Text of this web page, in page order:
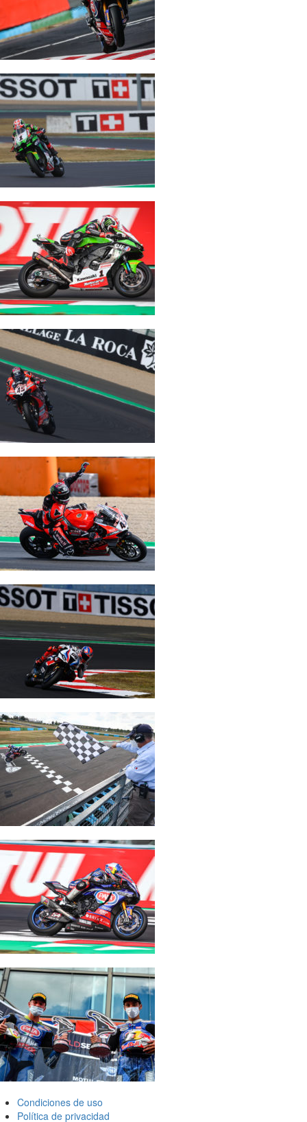
Condiciones de uso
Política de privacidad